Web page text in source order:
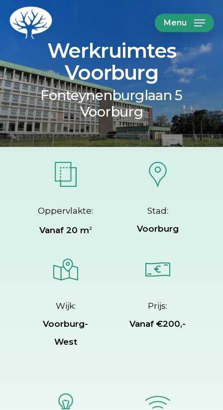
Skip
content
Menu
Werkruimtes
Voorburg
Fonteynenburglaan 5
Voorburg
Oppervlakte:
Vanaf 20 m 2
Stad:
Voorburg
Wijk:
Voorburg-
West
Prijs:
Vanaf €200,-